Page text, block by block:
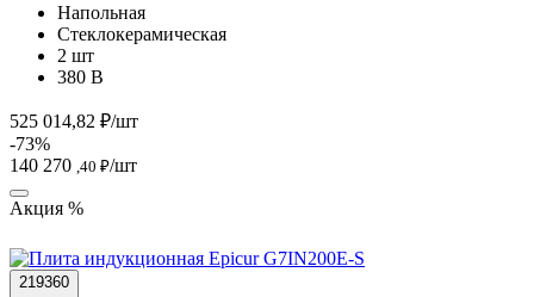
Напольная
Стеклокерамическая
2 шт
380 В
525 014,82 ₽/шт
-73%
140 270 ,40 ₽/шт
Акция %
219360